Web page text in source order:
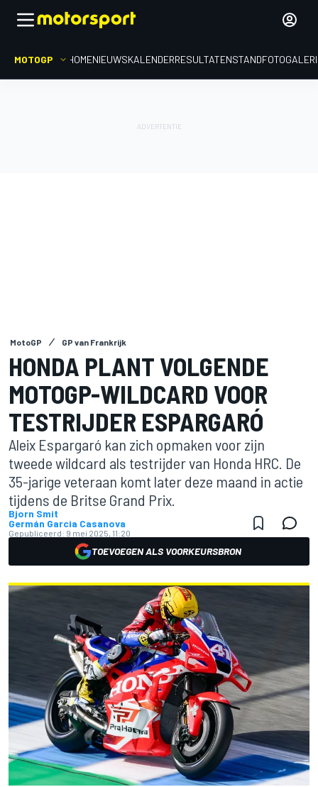
MOTOGP HOMENIEUWSKALENDERRESULTATENSTAND
MotoGP GP van Frankrijk
HONDA PLANT VOLGENDE
MOTOGP-WILDCARD VOOR
TESTRIJDER ESPARGARÓ
Aleix Espargaró kan zich opmaken voor zijn
tweede wildcard als testrijder van Honda HRC. De
35-jarige veteraan komt later deze maand in actie
tijdens de Britse Grand Prix.
Bjorn Smit
Germán Garcia Casanova
Gepubliceerd: 9 mei 2025, 11:20
TOEVOEGEN ALS VOORKEURSBRON